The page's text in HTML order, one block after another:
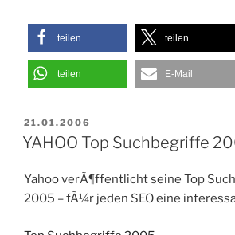
PageRankâ„¢-
Wahnsinn
(1)“
teilen teilen
teilen E-Mail
VERÖFFENTLICHT
AM
21.01.2006
YAHOO Top Suchbegriffe
Yahoo verÃ¶ffentlicht seine Top
2005 – fÃ¼r jeden SEO eine